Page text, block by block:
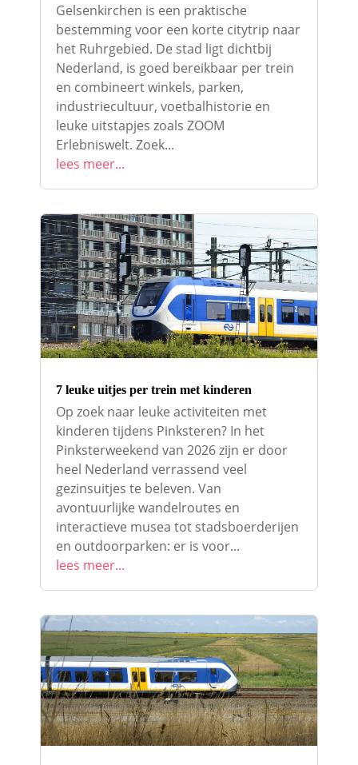
Gelsenkirchen is een praktische
bestemming voor een korte citytrip naar
het Ruhrgebied. De stad ligt dichtbij
Nederland, is goed bereikbaar per trein
en combineert winkels, parken,
industriecultuur, voetbalhistorie en
leuke uitstapjes zoals ZOOM
Erlebniswelt. Zoek...
lees meer...
7 leuke uitjes per trein met kinderen
Op zoek naar leuke activiteiten met
kinderen tijdens Pinksteren? In het
Pinksterweekend van 2026 zijn er door
heel Nederland verrassend veel
gezinsuitjes te beleven. Van
avontuurlijke wandelroutes en
interactieve musea tot stadsboerderijen
en outdoorparken: er is voor...
lees meer...